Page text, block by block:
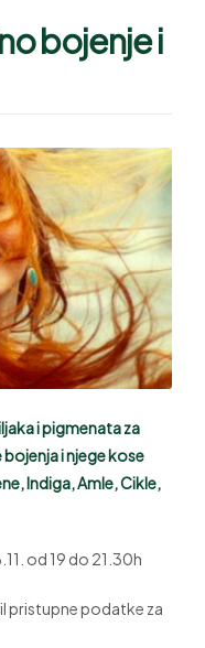
bojenje i
i pigmenata za
i njege kose
Indiga, Amle, Cikle,
od 19 do 21.30h
pristupne podatke za